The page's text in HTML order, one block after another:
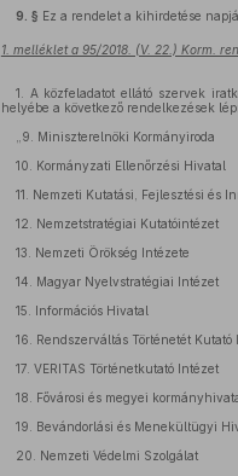
9. § Ez a rendelet a kihirdetése
1. melléklet a 95/2018. (V. 22.) Korm.
1. A közfeladatot ellátó szervek
helyébe a következő rendelkezések
„9. Miniszterelnöki Kormányiroda
10. Kormányzati Ellenőrzési Hivatal
11. Nemzeti Kutatási, Fejlesztési és
12. Nemzetstratégiai Kutatóintézet
13. Nemzeti Örökség Intézete
14. Magyar Nyelvstratégiai Intézet
15. Információs Hivatal
16. Rendszerváltás Történetét
17. VERITAS Történetkutató Intézet
18. Fővárosi és megyei
19. Bevándorlási és Menekültügyi
20. Nemzeti Védelmi Szolgálat